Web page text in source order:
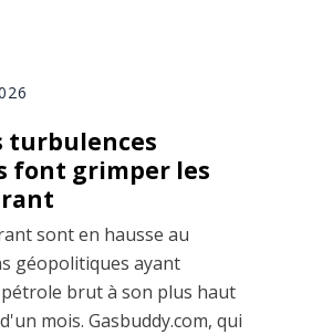
turbulences
font grimper les
sont en hausse au
géopolitiques ayant
brut à son plus haut
mois. Gasbuddy.com, qui